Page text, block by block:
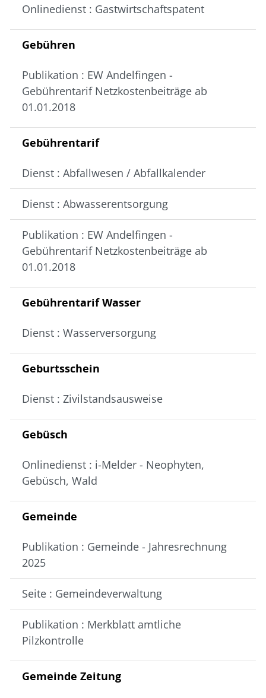
Onlinedienst : Gastwirtschaftspatent
Gebühren
Publikation : EW Andelfingen -
Gebührentarif Netzkostenbeiträge ab
01.01.2018
Gebührentarif
Dienst : Abfallwesen / Abfallkalender
Dienst : Abwasserentsorgung
Publikation : EW Andelfingen -
Gebührentarif Netzkostenbeiträge ab
01.01.2018
Gebührentarif Wasser
Dienst : Wasserversorgung
Geburtsschein
Dienst : Zivilstandsausweise
Gebüsch
Onlinedienst : i-Melder - Neophyten,
Gebüsch, Wald
Gemeinde
Publikation : Gemeinde - Jahresrechnung
2025
Seite : Gemeindeverwaltung
Publikation : Merkblatt amtliche
Pilzkontrolle
Gemeinde Zeitung